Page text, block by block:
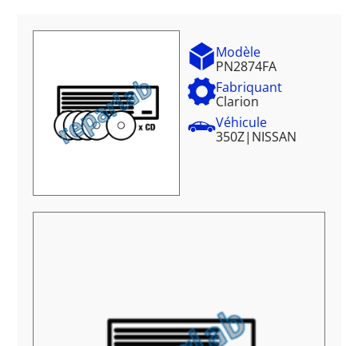
Modèle
PN2874FA
Fabriquant
Clarion
Véhicule
350Z| NISSAN